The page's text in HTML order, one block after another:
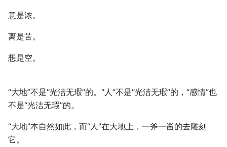
意是浓。
离是苦。
想是空。
“大地”不是“光洁无瑕”的。“人”不是“光洁无瑕”的，“感情”也
不是“光洁无瑕”的。
“大地”本自然如此，而“人”在大地上，一斧一凿的去雕刻
它。